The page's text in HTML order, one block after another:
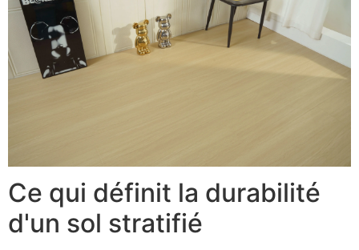
Ce qui définit la durabilité
d'un sol stratifié